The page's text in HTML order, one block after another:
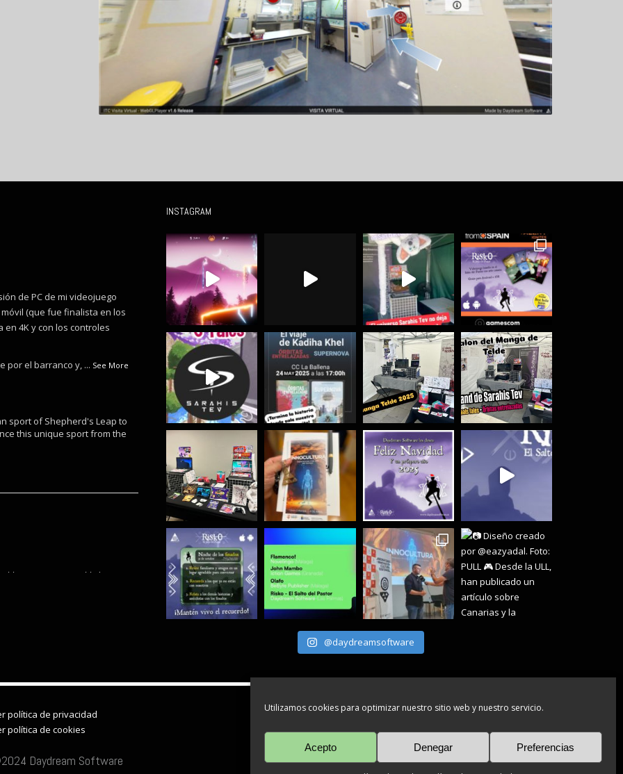
Utilizamos cookies para optimizar nuestro sitio web y nuestro servicio.
Acepto Denegar Preferencias
de PC de mi videojuego
(que fue finalista en los
en 4K y con los controles
por el barranco y, ... See More
sport of Shepherd's Leap to
this unique sport from the
**Canarias Futura** de
INSTAGRAM
@daydreamsoftware
política de privacidad
política de cookies
Daydream Software